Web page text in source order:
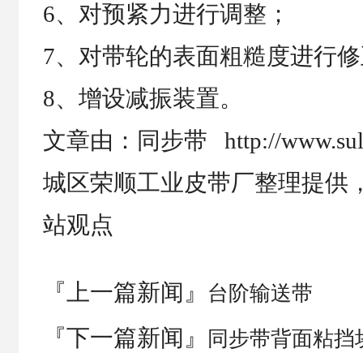
6、对预紧力进行调整；
7、对带轮的表面粗糙度进行
8、增设减振装置。
文章由：同步带 http://
城区荣顺工业皮带厂整理提供
站观点
『上一篇新闻』 台阶输送带
『下一篇新闻』 同步带背面粘挡